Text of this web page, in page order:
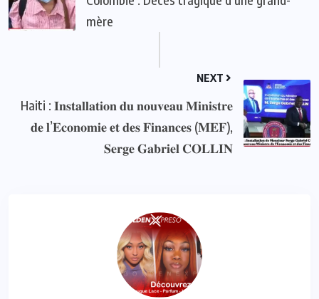
mère
NEXT
Haiti : 𝐈𝐧𝐬𝐭𝐚𝐥𝐥𝐚𝐭𝐢𝐨𝐧 𝐝𝐮 𝐧𝐨𝐮𝐯𝐞𝐚𝐮 𝐌𝐢𝐧𝐢𝐬𝐭𝐫𝐞
𝐝𝐞 𝐥’𝐄𝐜𝐨𝐧𝐨𝐦𝐢𝐞 𝐞𝐭 𝐝𝐞𝐬 𝐅𝐢𝐧𝐚𝐧𝐜𝐞𝐬 (𝐌𝐄𝐅),
𝐒𝐞𝐫𝐠𝐞 𝐆𝐚𝐛𝐫𝐢𝐞𝐥 𝐂𝐎𝐋𝐋𝐈𝐍